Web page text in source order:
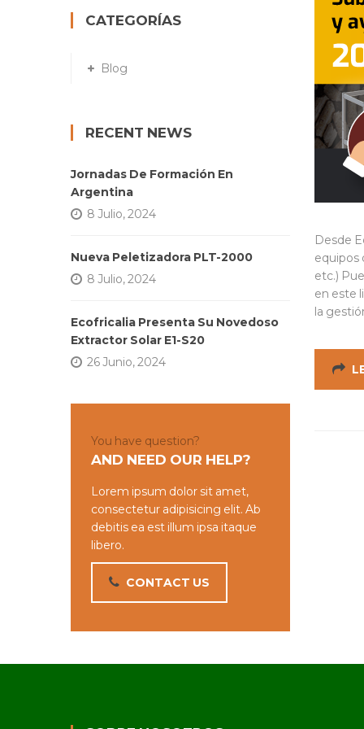
Desde
equipos
etc.)
en este
la
CATEGORÍAS
Blog
RECENT NEWS
Jornadas De Formación En
Argentina
8 Julio, 2024
Nueva Peletizadora PLT-2000
8 Julio, 2024
Ecofricalia Presenta Su Novedoso
Extractor Solar E1-S20
26 Junio, 2024
You have question?
AND NEED OUR HELP?
Lorem ipsum dolor sit amet,
consectetur adipisicing elit. Ab
debitis ea est illum ipsa itaque
libero.
CONTACT US